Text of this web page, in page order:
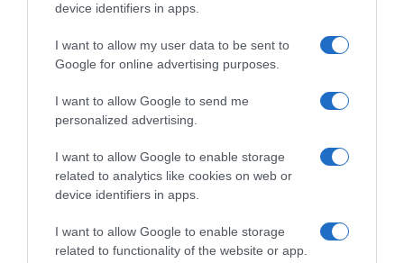
device identifiers in apps.
I want to allow my user data to be sent to
Google for online advertising purposes.
I want to allow Google to send me
personalized advertising.
I want to allow Google to enable storage
related to analytics like cookies on web or
device identifiers in apps.
I want to allow Google to enable storage
related to functionality of the website or app.
Címkék: szerelem, randi
Korábbi bejegyzések Következő bejegyzés
HASONLÓ BEJEGYZÉSEK